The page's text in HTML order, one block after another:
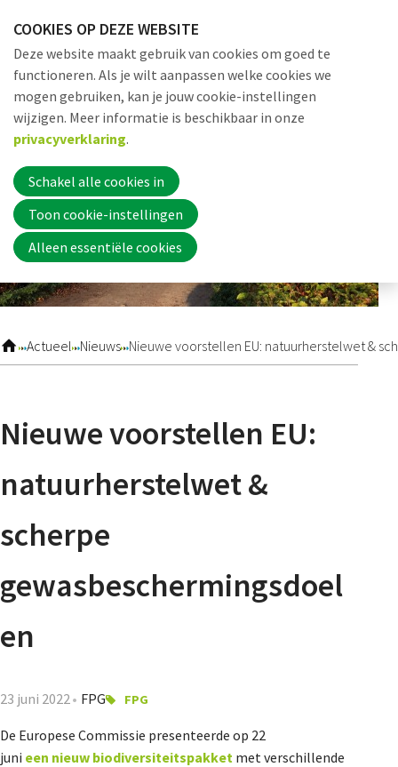
links
over
Jump
to
navigation
to
main
content
Actueel Nieuws Nieuwe voorstellen EU: natuurherstelwet &
Nieuwe voorstellen EU:
natuurherstelwet &
scherpe
gewasbeschermingsdoel
en
23 juni 2022 FPG FPG
De Europese Commissie presenteerde op 22
juni een nieuw biodiversiteitspakket met verschillende
Word nu lid
Nieuwsbrief
Lidmaatschap
Dossiers
COOKIES OP DEZE WEBSITE
Deze website maakt gebruik van cookies om goed te
functioneren. Als je wilt aanpassen welke cookies we
mogen gebruiken, kan je jouw cookie-instellingen
wijzigen. Meer informatie is beschikbaar in onze
privacyverklaring.
Schakel alle cookies in
Toon cookie-instellingen
Alleen essentiële cookies